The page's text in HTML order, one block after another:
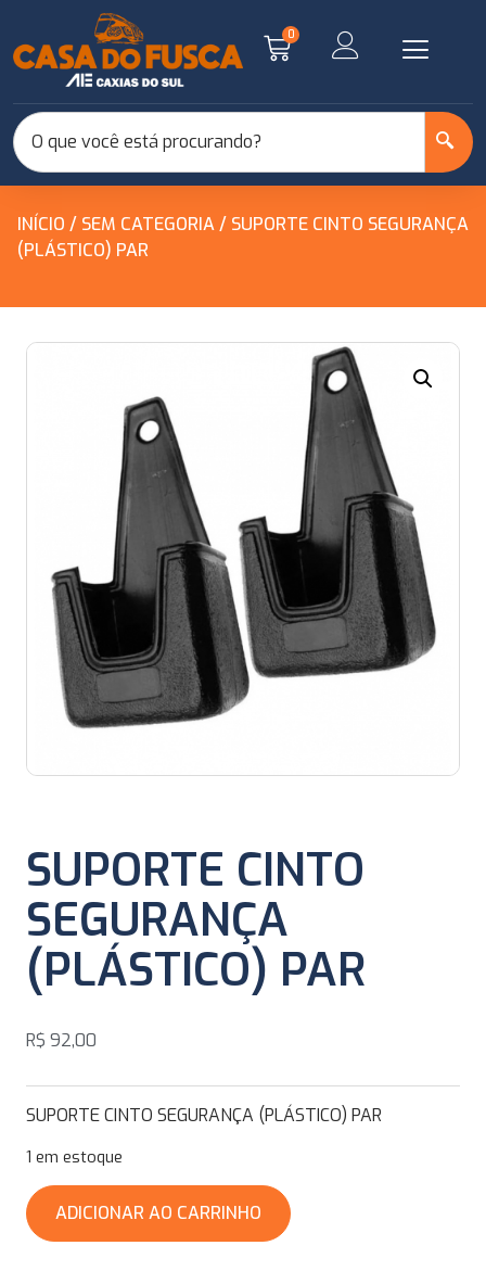
0
INÍCIO / SEM CATEGORIA/ SUPORTE CINTO SEGURANÇA
(PLÁSTICO) PAR
SUPORTE CINTO
SEGURANÇA
(PLÁSTICO) PAR
R$ 92,00
SUPORTE CINTO SEGURANÇA (PLÁSTICO) PAR
1 em estoque
ADICIONAR AO CARRINHO